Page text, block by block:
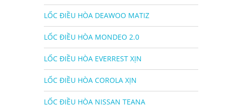
LỐC ĐIỀU HÒA DEAWOO MATIZ
LỐC ĐIỀU HÒA MONDEO 2.0
LỐC ĐIỀU HÒA EVERREST XỊN
LỐC ĐIỀU HÒA COROLA XỊN
LỐC ĐIỀU HÒA NISSAN TEANA